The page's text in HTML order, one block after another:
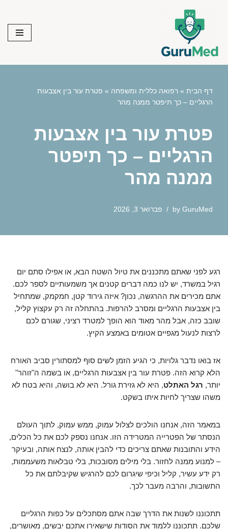
content
דף הבית » רפואה כללית ומשפחה » פטרת עור בין אצבעות
הרגליים – כך תיפטר ממנה מהר
פטרת עור בין אצבעות
הרגליים – כך תיפטר
ממנה מהר
by GuruMed פברואר 3, 2026
רגע לפני שאתם מתכננים את טיול השטח הבא, או אפילו סתם יום
רגיל במשרד, יש לנו כמה דברים קטנים אך משמעותיים לספר לכם.
אתם מכירים את ההרגשה, נכון? איזה גירוד קטן, חמקמק, שמתחיל
בין אצבעות הרגליים ומסרב להרפות. בהתחלה זה רק עקצוץ קליל,
שובב כזה, אבל מהר מאוד הוא הופך למטרד רציני, שגורם לכם
לרצות לנעול מגפיים אטומים באמצע הקיץ.
אז בואו נדבר גלויות, כי הגיע הזמן לשים סוף למסתורין סביב האורח
הלא קרוא הזה. פטרת עור בין אצבעות הרגליים, או בשמה ה"זוהר"
יותר, רגל האתלט, היא לא גזירת גורל. היא לא בושה, והיא בטח לא
משהו שצריך לחיות איתו בשקט.
במאמר הזה, אנחנו הולכים לצלול עמוק, ממש עמוק, לתוך העולם
הנסתר של הפטרייה המטרידה הזו. אנחנו נספק לכם את כל הכלים,
הידע והתובנות שאתם צריכים כדי להבין אותה, לנצח אותה, ובעיקר
– למנוע ממנה לחזור. בלי מילים מסובכות, בלי טבלאות משעממות,
רק ידע עשיר, קליל וכיפי שיגרום לכם להרגיש שקיבלתם את כל
התשובות, והרבה מעבר לכך.
תתכוננו לשנות את הדרך שבה אתם מסתכלים על כפות הרגליים
שלכם. תתכוננו ללמוד את הסודות שישאירו אתכם יבשים, מאושרים,